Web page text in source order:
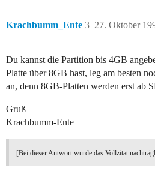
Krachbumm_Ente 27. Oktober
3
Du kannst die Partition bis 4GB
Platte über 8GB hast, leg am besten
an, denn 8GB-Platten werden erst ab
Gruß
Krachbumm-Ente
[Bei dieser Antwort wurde das Vollzitat